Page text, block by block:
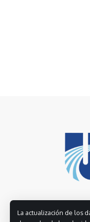
La actualización de los